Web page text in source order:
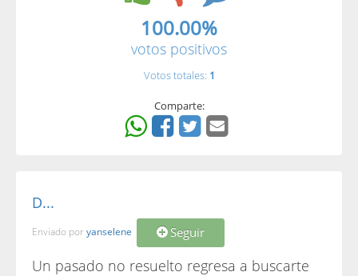
100.00%
votos positivos
Votos totales: 1
Comparte:
D...
Enviado por yanselene Seguir
Un pasado no resuelto regresa a buscarte